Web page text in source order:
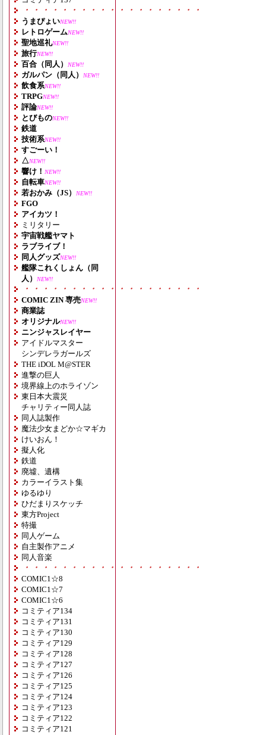
・・・・・・・・・・・・・・・・・・・
うまぴょいNEW!!
レトロゲームNEW!!
聖地巡礼NEW!!
旅行NEW!!
百合（同人） NEW!!
ガルパン（同人） NEW!!
飲食系NEW!!
TRPGNEW!!
評論NEW!!
とびものNEW!!
鉄道
技術系NEW!!
すごーい！
△NEW!!
響け！ NEW!!
自転車NEW!!
若おかみ（JS） NEW!!
FGO
アイカツ！
ミリタリー
宇宙戦艦ヤマト
ラブライブ！
同人グッズNEW!!
艦隊これくしょん（同
人）
NEW!!
・・・・・・・・・・・・・・・・・・・
COMIC ZIN 専売NEW!!
商業誌
オリジナルNEW!!
ニンジャスレイヤー
アイドルマスター
シンデレラガールズ
THE iDOL M@STER
進撃の巨人
境界線上のホライゾン
東日本大震災
チャリティー同人誌
同人誌製作
魔法少女まどか☆マギカ
けいおん！
擬人化
鉄道
廃墟、遺構
カラーイラスト集
ゆるゆり
ひだまりスケッチ
東方Project
特撮
同人ゲーム
自主製作アニメ
同人音楽
・・・・・・・・・・・・・・・・・・・
COMIC1☆8
COMIC1☆7
COMIC1☆6
コミティア134
コミティア131
コミティア130
コミティア129
コミティア128
コミティア127
コミティア126
コミティア125
コミティア124
コミティア123
コミティア122
コミティア121